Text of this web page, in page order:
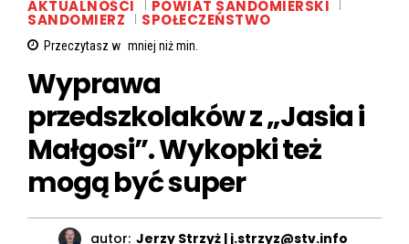
AKTUALNOŚCI POWIAT SANDOMIERSKI
SANDOMIERZ SPOŁECZEŃSTWO
Przeczytasz w mniej niżmin.
Wyprawa
przedszkolaków z „Jasia i
Małgosi”. Wykopki też
mogą być super
autor: Jerzy Strzyż | j.strzyz@stv.info